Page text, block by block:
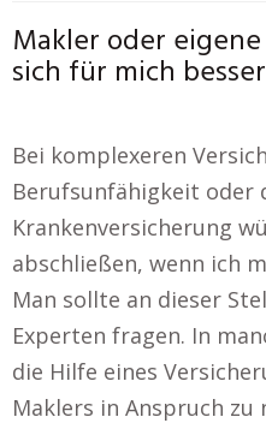
Makler oder
sich für mich
Bei komplexeren
Berufsunfähigkeit oder
Krankenversicherung
abschließen, wenn ich
Man sollte an dieser
Experten fragen. In
die Hilfe eines
Maklers in Anspruch zu